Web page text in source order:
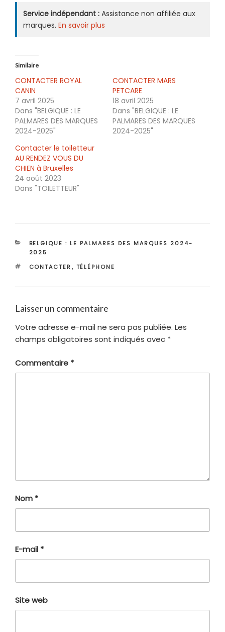
Service indépendant : Assistance non affiliée aux
marques. En savoir plus
Similaire
CONTACTER ROYAL
CANIN
7 avril 2025
Dans "BELGIQUE : LE
PALMARES DES MARQUES
2024-2025"
CONTACTER MARS
PETCARE
18 avril 2025
Dans "BELGIQUE : LE
PALMARES DES MARQUES
2024-2025"
Contacter le toiletteur
AU RENDEZ VOUS DU
CHIEN à Bruxelles
24 août 2023
Dans "TOILETTEUR"
CATÉGORIES
BELGIQUE : LE PALMARES DES MARQUES 2024-
2025
ÉTIQUETTES
CONTACTER, TÉLÉPHONE
Laisser un commentaire
Votre adresse e-mail ne sera pas publiée. Les
champs obligatoires sont indiqués avec *
Commentaire *
Nom *
E-mail *
Site web